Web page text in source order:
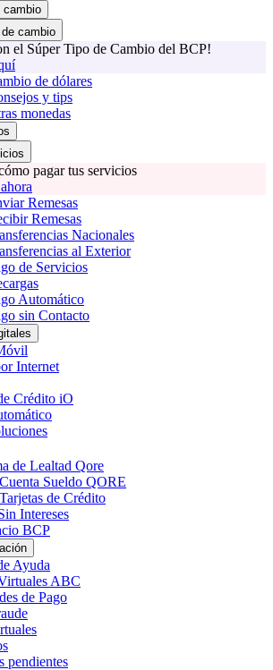
cambio
cambio
el Súper Tipo de Cambio del BCP!
de dólares
y tips
monedas
pagar tus servicios
Remesas
Remesas
Nacionales
al Exterior
de Servicios
Automático
sin Contacto
Internet
Crédito iO
de Lealtad Qore
Sueldo QORE
de Crédito
Intereses
BCP
Ayuda
ABC
de Pago
pendientes